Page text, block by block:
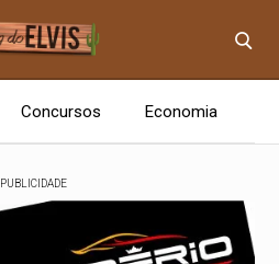
Concursos Economia
PUBLICIDADE